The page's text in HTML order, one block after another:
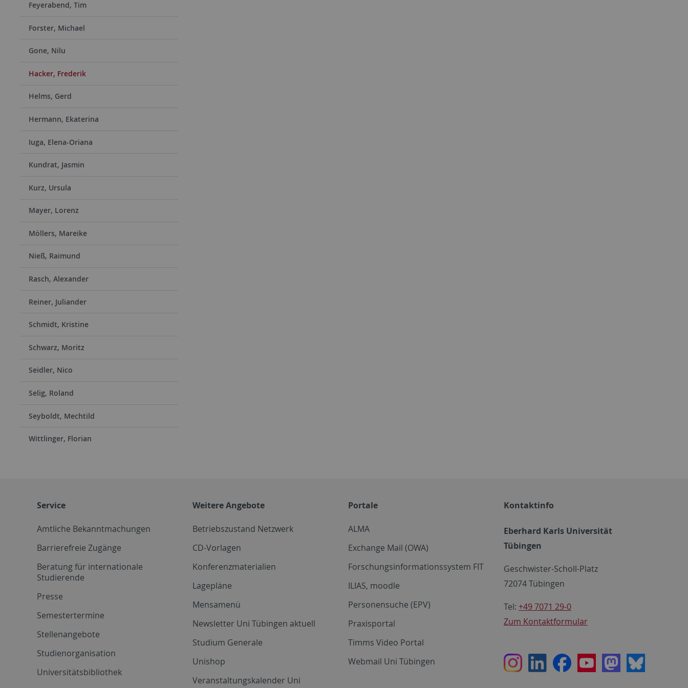
Feyerabend, Tim
Forster, Michael
Gone, Nilu
Hacker, Frederik
Helms, Gerd
Hermann, Ekaterina
Iuga, Elena-Oriana
Kundrat, Jasmin
Kurz, Ursula
Mayer, Lorenz
Möllers, Mareike
Nieß, Raimund
Rasch, Alexander
Reiner, Juliander
Schmidt, Kristine
Schwarz, Moritz
Seidler, Nico
Selig, Roland
Seyboldt, Mechtild
Wittlinger, Florian
Service
Amtliche Bekanntmachungen
Barrierefreie Zugänge
Beratung für internationale
Studierende
Presse
Semestertermine
Stellenangebote
Studienorganisation
Universitätsbibliothek
Weitere Angebote
Betriebszustand Netzwerk
CD-Vorlagen
Konferenzmaterialien
Lagepläne
Mensamenü
Newsletter Uni Tübingen aktuell
Studium Generale
Unishop
Veranstaltungskalender Uni
Portale
ALMA
Exchange Mail (OWA)
Forschungsinformationssystem FIT
ILIAS, moodle
Personensuche (EPV)
Praxisportal
Timms Video Portal
Webmail Uni Tübingen
Kontaktinfo
Eberhard Karls Universität
Tübingen
Geschwister-Scholl-Platz
72074 Tübingen
Tel: +49 7071 29-0
Zum Kontaktformular
InstagramLinkedInFacebookYoutubeMastodon
Bluesky